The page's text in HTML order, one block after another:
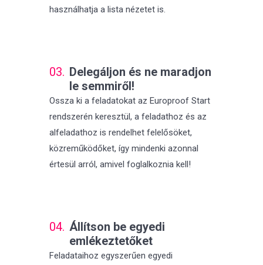
használhatja a lista nézetet is.
03. Delegáljon és ne maradjon
le semmiről!
Ossza ki a feladatokat az Europroof Start
rendszerén keresztül, a feladathoz és az
alfeladathoz is rendelhet felelősöket,
közreműködőket, így mindenki azonnal
értesül arról, amivel foglalkoznia kell!
04. Állítson be egyedi
emlékeztetőket
Feladataihoz egyszerűen egyedi